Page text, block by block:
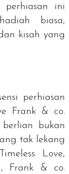
perhiasan ini
biasa,
kisah yang
perhiasan
Frank & co.
bukan
tak lekang
Love,
Frank & co.